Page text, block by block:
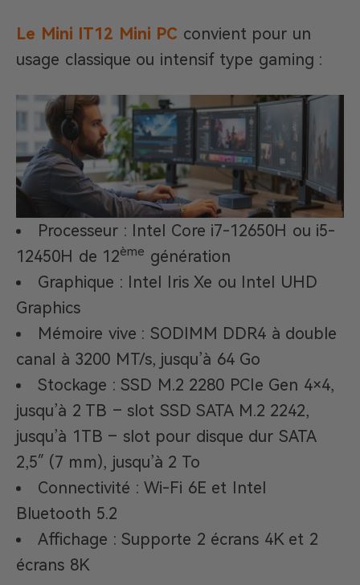
Le Mini IT12 Mini PC convient pour un
usage classique ou intensif type gaming :
Processeur : Intel Core i7-12650H ou i5-
12450H de 12ème génération
Graphique : Intel Iris Xe ou Intel UHD
Graphics
Mémoire vive : SODIMM DDR4 à double
canal à 3200 MT/s, jusqu’à 64 Go
Stockage : SSD M.2 2280 PCIe Gen 4×4,
jusqu’à 2 TB – slot SSD SATA M.2 2242,
jusqu’à 1TB – slot pour disque dur SATA
2,5″ (7 mm), jusqu’à 2 To
Connectivité : Wi-Fi 6E et Intel
Bluetooth 5.2
Affichage : Supporte 2 écrans 4K et 2
écrans 8K